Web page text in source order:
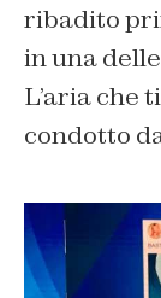
ribadito
in una
L’aria che
condotto